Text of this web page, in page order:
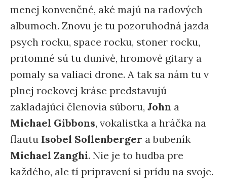
menej konvenčné, aké majú na radových
albumoch. Znovu je tu pozoruhodná jazda
psych rocku, space rocku, stoner rocku,
prītomné sú tu dunivė, hromovė gitary a
pomaly sa valiaci drone. A tak sa nám tu v
plnej rockovej kráse predstavujú
zakladajúci členovia súboru, John a
Michael Gibbons, vokalistka a hráčka na
flautu Isobel Sollenberger a bubeník
Michael Zanghi. Nie je to hudba pre
každého, ale tí pripravení si prídu na svoje.